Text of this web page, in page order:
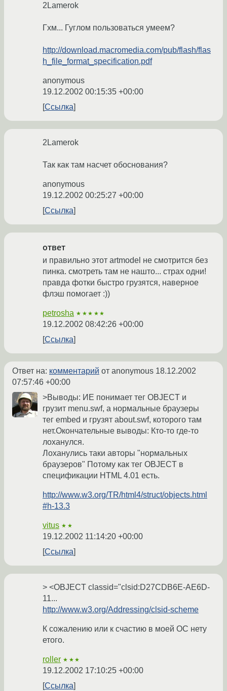
2Lamerok
Гхм... Гуглом пользоваться умеем?
http://download.macromedia.com/pub/flash/flas
h_file_format_specification.pdf
anonymous
19.12.2002 00:15:35 +00:00
Ссылка
2Lamerok
Так как там насчет обоснования?
anonymous
19.12.2002 00:25:27 +00:00
Ссылка
ответ
и правильно этот artmodel не смотрится без
пинка. смотреть там не нашто... страх одни!
правда фотки быстро грузятся, наверное
флэш помогает :))
petrosha ★★★★★
19.12.2002 08:42:26 +00:00
Ссылка
Ответ на: комментарий от anonymous 18.12.2002
07:57:46 +00:00
>Выводы: ИЕ понимает тег OBJECT и
грузит menu.swf, а нормальные браузеры
тег embed и грузят about.swf, которого там
нет.Окончательные выводы: Кто-то где-то
лоханулся.
Лоханулись таки авторы "нормальных
браузеров" Потому как тег OBJECT в
спецификации HTML 4.01 есть.
http://www.w3.org/TR/html4/struct/objects.html
#h-13.3
vitus ★★
19.12.2002 11:14:20 +00:00
Ссылка
> <OBJECT classid="clsid:D27CDB6E-AE6D-
11...
http://www.w3.org/Addressing/clsid-scheme
К сожалению или к счастию в моей ОС нету
етого.
roller ★★★
19.12.2002 17:10:25 +00:00
Ссылка